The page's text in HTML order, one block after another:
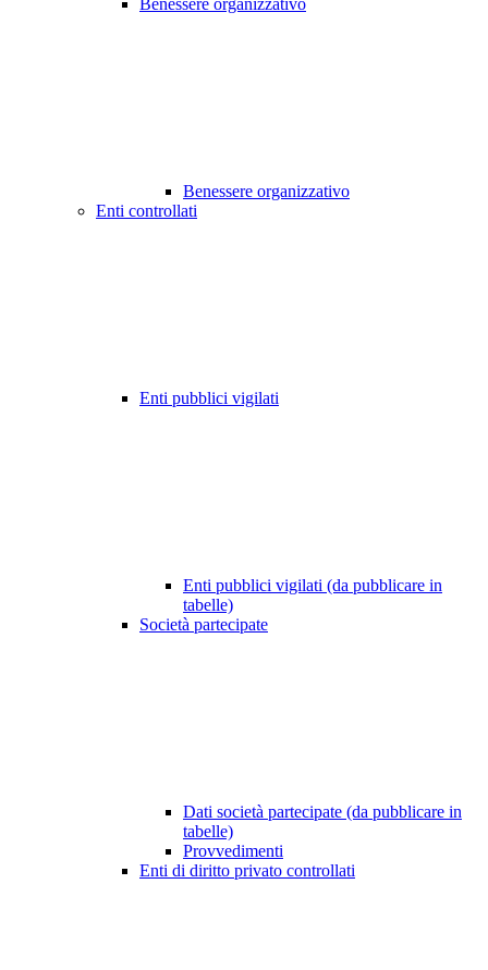
Benessere organizzativo
Benessere organizzativo
Enti controllati
Enti pubblici vigilati
Enti pubblici vigilati (da pubblicare in
tabelle)
Società partecipate
Dati società partecipate (da pubblicare in
tabelle)
Provvedimenti
Enti di diritto privato controllati